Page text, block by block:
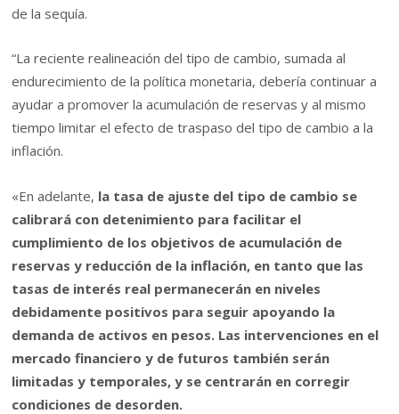
de la sequía.
“La reciente realineación del tipo de cambio, sumada al
endurecimiento de la política monetaria, debería continuar a
ayudar a promover la acumulación de reservas y al mismo
tiempo limitar el efecto de traspaso del tipo de cambio a la
inflación.
«En adelante, la tasa de ajuste del tipo de cambio se
calibrará con detenimiento para facilitar el
cumplimiento de los objetivos de acumulación de
reservas y reducción de la inflación, en tanto que las
tasas de interés real permanecerán en niveles
debidamente positivos para seguir apoyando la
demanda de activos en pesos. Las intervenciones en el
mercado financiero y de futuros también serán
limitadas y temporales, y se centrarán en corregir
condiciones de desorden.